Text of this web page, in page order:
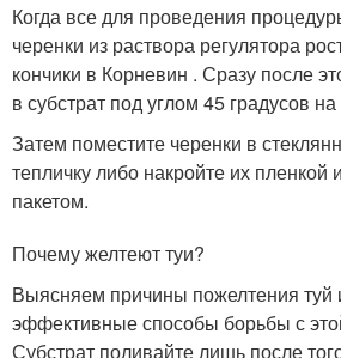
Когда все для проведения
черенки из раствора регулятора
кончики в Корневин . Сразу после
в субстрат под углом 45 градусов
Затем поместите черенки в
тепличку либо накройте их
пакетом.
Почему желтеют туи?
Выясняем причины пожелтения туй
эффективные способы борьбы с
Субстрат поливайте лишь после